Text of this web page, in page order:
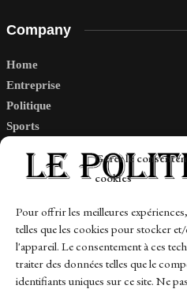
Gérer le
cookies
Pour offrir les meilleures
telles que les cookies pour stocker
l'appareil. Le consentement à ces
traiter des données telles que le
identifiants uniques sur ce site. Ne
Company
Home
Entreprise
Politique
Sports
Links
Contact